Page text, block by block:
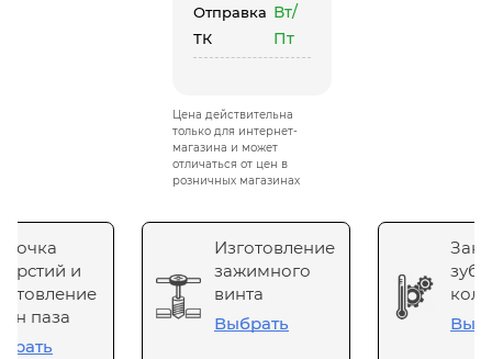
Отправка
ТК
Вт/
Пт
Цена действительна
только для интернет-
магазина и может
отличаться от цен в
розничных магазинах
и
паза
Изготовление
зажимного
винта
Выбрать